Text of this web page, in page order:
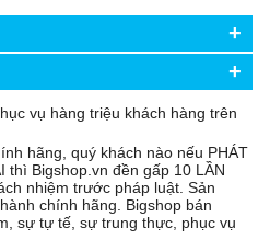
+
+
vụ hàng triệu khách hàng trên
hãng, quý khách nào nếu PHÁT
thì Bigshop.vn đền gấp 10 LẦN
nhiệm trước pháp luật. Sản
chính hãng. Bigshop bán
sự tự tế, sự trung thực, phục vụ